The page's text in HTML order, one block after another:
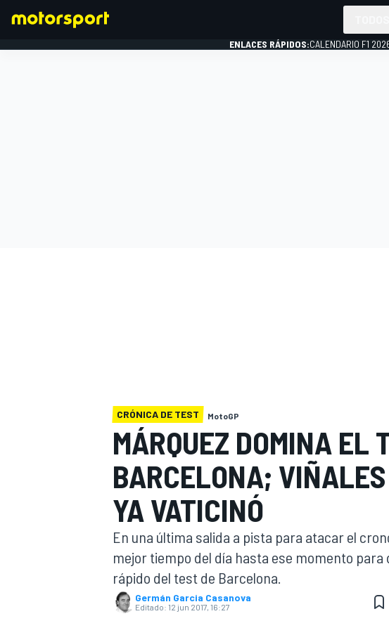
MOTOGP
ENLACES RÁPIDOS:CALENDARIO F1
CRÓNICA DE TEST MotoGP
MÁRQUEZ DOMINA EL
BARCELONA; VIÑALES
YA VATICINÓ
En una última salida a pista para atacar el
mejor tiempo del día hasta ese momento para
rápido del test de Barcelona.
Germán Garcia Casanova
Editado: 12 jun 2017, 16:27